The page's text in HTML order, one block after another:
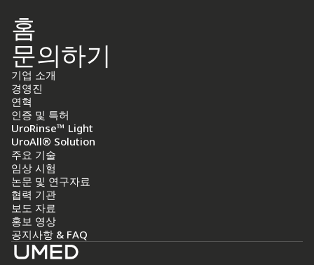
홈
문의하기
기업 소개
경영진
연혁
인증 및 특허
UroRinse™ Light
UroAll® Solution
주요 기술
임상 시험
논문 및 연구자료
협력 기관
보도 자료
홍보 영상
공지사항 & FAQ